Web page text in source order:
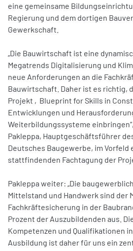
eine gemeinsame
Regierung und dem dortigen
Gewerkschaft.
„Die Bauwirtschaft ist eine
Megatrends Digitalisierung und
neue Anforderungen an die
Bauwirtschaft. Daher ist es richtig,
Projekt ‚Blueprint for Skills in
Entwicklungen und
Weiterbildungssysteme
Pakleppa, Hauptgeschäftsführer
Deutsches Baugewerbe, im Vorfeld
stattfindenden Fachtagung der
Pakleppa weiter: „Die
Mittelstand und Handwerk sind der
Fachkräftesicherung in der
Prozent der Auszubildenden aus.
Kompetenzen und Qualifikationen
Ausbildung ist daher für uns ein